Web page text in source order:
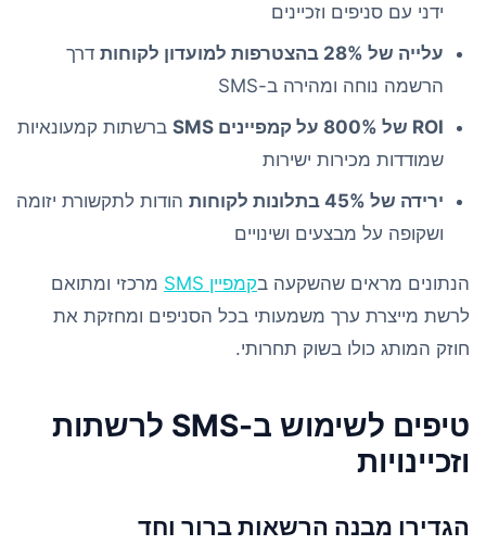
ידני עם סניפים וזכיינים
עלייה של 28% בהצטרפות למועדון לקוחות
דרך
הרשמה נוחה ומהירה ב-SMS
ROI של 800% על קמפיינים SMS
ברשתות קמעונאיות
שמודדות מכירות ישירות
ירידה של 45% בתלונות לקוחות
הודות לתקשורת יזומה
ושקופה על מבצעים ושינויים
הנתונים מראים שהשקעה בקמפיין SMS
מרכזי ומתואם
לרשת מייצרת ערך משמעותי בכל הסניפים ומחזקת את
חוזק המותג כולו בשוק תחרותי.
טיפים לשימוש ב-SMS לרשתות
וזכיינויות
הגדירו מבנה הרשאות ברור וחד